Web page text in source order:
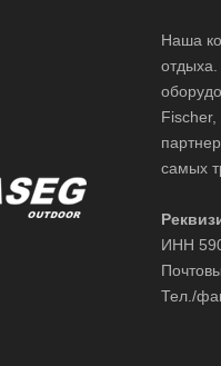
Наша
отдыха.
самых
ИНН
Тел./